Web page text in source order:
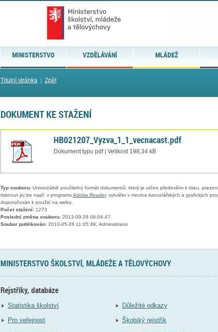
MINISTERSTVO VZDĚLÁVÁNÍ MLÁDEŽ
Titulní stránka| Zpět
DOKUMENT KE STAŽENÍ
HB021207_Vyzva_1_1_vecnacast.pdf
Dokument typu pdf | Velikost 198,34 kB
Typ souboru:Univerzálně použitelný formát dokumentů, který je určen především k tisku,
tisknout jej lze např. v programu Adobe Reader, vytvářet v mnoha kancelářských a grafických
doporučován k použití na webu.
Počet stažení:1273
Poslední změna souboru:2013-09-28 06:04:47
Soubor publikován:2010-05-26 11:05:39, Administrator
MINISTERSTVO ŠKOLSTVÍ, MLÁDEŽE A TĚLOVÝCHOVY
Rejstříky, databáze
Statistika školství
Pro veřejnost
Důležité odkazy
Školský rejstřík